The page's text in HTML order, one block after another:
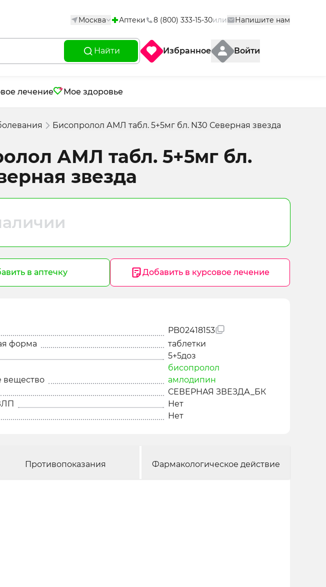
Москва Аптеки 8 (800) 333-15-30или Напишите нам
Найти Избранное Войти
лечение Мое здоровье
Бисопролол АМЛ табл. 5+5мг бл. N30 Северная звезда
АМЛ табл. 5+5мг бл.
звезда
в аптечку Добавить в курсовое лечение
PB02418153
форма
таблетки
5+5доз
бисопролол
амлодипин
СЕВЕРНАЯ ЗВЕЗДА_БК
Нет
Нет
Противопоказания Фармакологическое действие